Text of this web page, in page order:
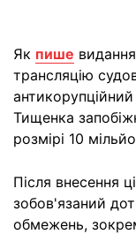
Як пише
трансляцію
Тищенка
розмірі 10
Після внесення
зобов'язаний
обмежень,